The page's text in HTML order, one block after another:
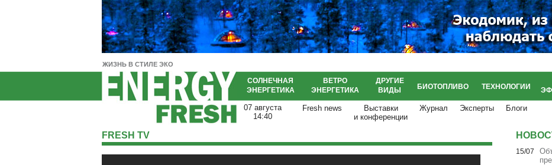
ЖИЗНЬ В СТИЛЕ ЭКО
СОЛНЕЧНАЯ
ЭНЕРГЕТИКА
ВЕТРО
ЭНЕРГЕТИКА
ДРУГИЕ
ВИДЫ
БИОТОПЛИВО ТЕХНОЛОГИИ
Fresh news
Выставки
и конференции
Журнал Эксперты Блоги
07 августа
14:41
FRESH TV
15/07